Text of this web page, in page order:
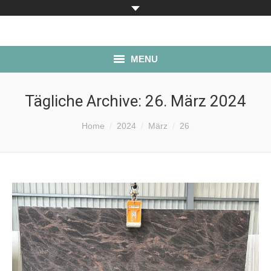
MENU
ANFAHRT
Tägliche Archive: 26. März 2024
Sie befinden sich hier:
Home 2024 März 26